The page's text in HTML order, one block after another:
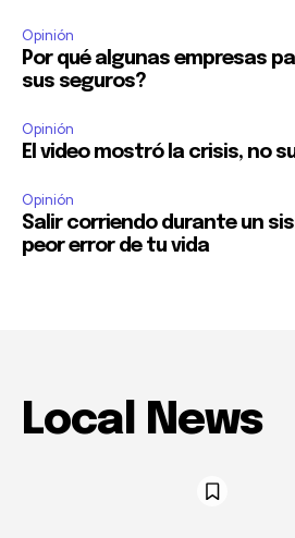
Opinión
Por qué algunas empresas
sus seguros?
Opinión
El video mostró la crisis, no
Opinión
Salir corriendo durante un
peor error de tu vida
Local News